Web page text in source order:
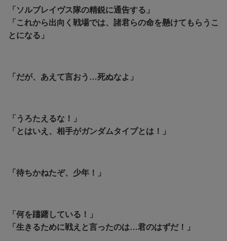
「ソルブレイヴス隊の精鋭に通告する」
「これから出向く戦場では、諸君らの命を懸けてもらうこ
とになる」
「だが、あえて言おう…死ぬなよ」
「うろたえるな！」
「とはいえ、相手がガンダムタイプとは！」
「待ちかねたぞ、少年！」
「何を躊躇している！」
「生きるために戦えと言ったのは…君のはずだ！」